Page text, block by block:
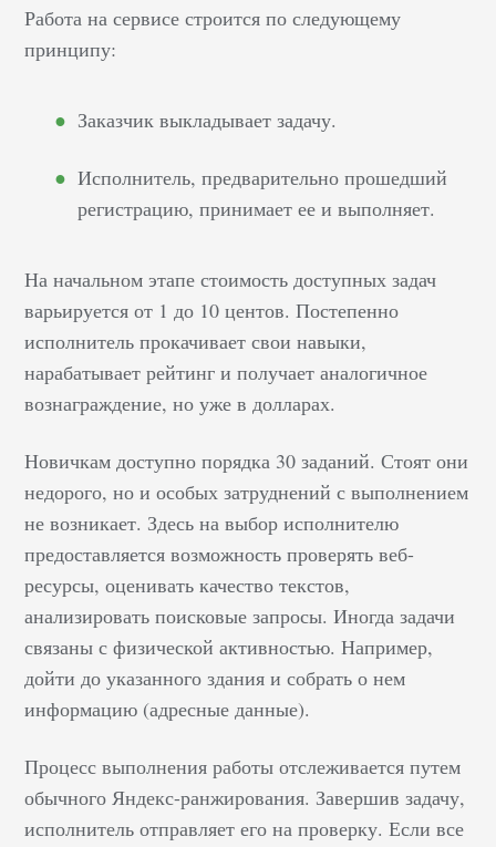
Работа на сервисе строится по следующему
принципу:
Заказчик выкладывает задачу.
Исполнитель, предварительно прошедший
регистрацию, принимает ее и выполняет.
На начальном этапе стоимость доступных задач
варьируется от 1 до 10 центов. Постепенно
исполнитель прокачивает свои навыки,
нарабатывает рейтинг и получает аналогичное
вознаграждение, но уже в долларах.
Новичкам доступно порядка 30 заданий. Стоят они
недорого, но и особых затруднений с выполнением
не возникает. Здесь на выбор исполнителю
предоставляется возможность проверять веб-
ресурсы, оценивать качество текстов,
анализировать поисковые запросы. Иногда задачи
связаны с физической активностью. Например,
дойти до указанного здания и собрать о нем
информацию (адресные данные).
Процесс выполнения работы отслеживается путем
обычного Яндекс-ранжирования. Завершив задачу,
исполнитель отправляет его на проверку. Если все